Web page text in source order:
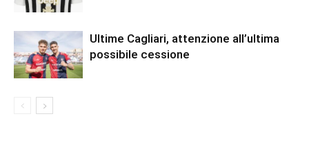
Ultime Cagliari, attenzione all’ultima
possibile cessione